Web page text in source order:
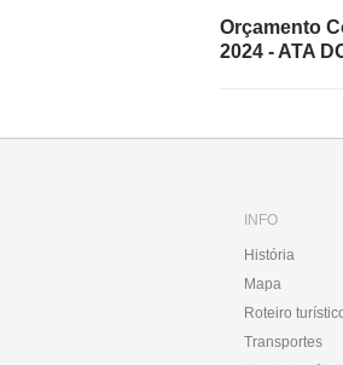
Orçamento
2024 - ATA
INFO
História
Mapa
Roteiro
Transportes